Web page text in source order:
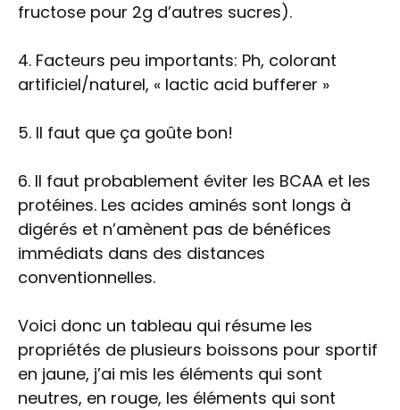
fructose pour 2g d’autres sucres).
4. Facteurs peu importants: Ph, colorant
artificiel/naturel, « lactic acid bufferer »
5. Il faut que ça goûte bon!
6. Il faut probablement éviter les BCAA et les
protéines. Les acides aminés sont longs à
digérés et n’amènent pas de bénéfices
immédiats dans des distances
conventionnelles.
Voici donc un tableau qui résume les
propriétés de plusieurs boissons pour sportif
en jaune, j’ai mis les éléments qui sont
neutres, en rouge, les éléments qui sont